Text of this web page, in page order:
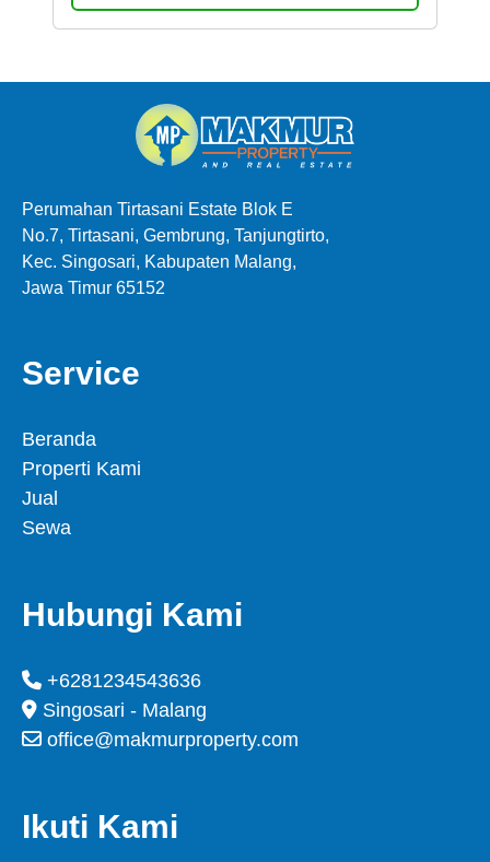
Perumahan Tirtasani Estate Blok E
No.7, Tirtasani, Gembrung, Tanjungtirto,
Kec. Singosari, Kabupaten Malang,
Jawa Timur 65152
Service
Beranda
Properti Kami
Jual
Sewa
Hubungi Kami
+6281234543636
Singosari - Malang
office@makmurproperty.com
Ikuti Kami